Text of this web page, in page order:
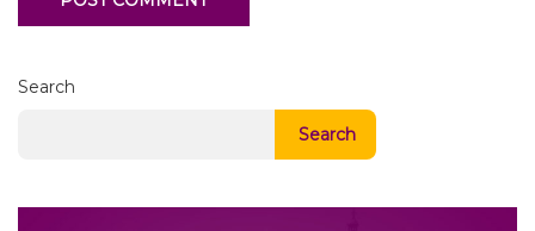
Search
Search